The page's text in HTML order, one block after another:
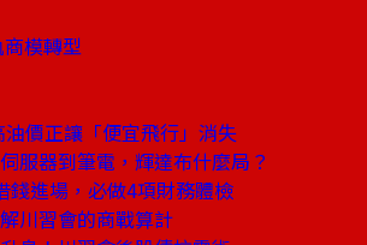
模轉型
價正讓「便宜飛行」消失
服器到筆電，輝達布什麼局？
錢進場，必做4項財務體檢
川習會的商戰算計